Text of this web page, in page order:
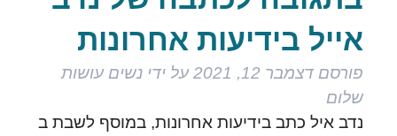
אייל בידיעות אחרונות
פורסם דצמבר 12, 2021 על ידי נשים עושות
שלום
נדב איל כתב בידיעות אחרונות, במוסף לשבת ב